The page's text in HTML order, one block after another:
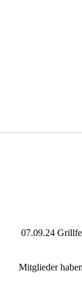
07.09.24
Zeit
Mitglieder